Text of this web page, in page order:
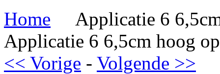
Home
Applicatie 6
Applicatie 6 6,5cm hoog
<< Vorige - Volgende >>